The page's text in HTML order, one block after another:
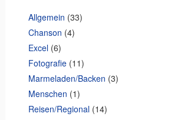
Allgemein (33)
Chanson (4)
Excel(6)
Fotografie(11)
Marmeladen/Backen (3)
Menschen (1)
Reisen/Regional(14)